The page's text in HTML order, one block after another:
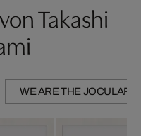
Takashi
WE ARE THE JOCULAR